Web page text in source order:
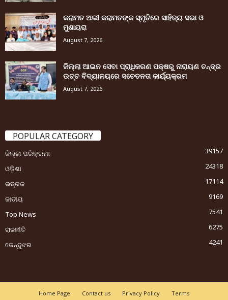
କରାମତ ଅଲୀ କରାମତଙ୍କ ସ୍ମୃତିରେ ସାହିତ୍ୟ ସଭା ଓ
ମୁଶାୟରା
August 7, 2026
ଜିଲ୍ଲା ଆଇନ ସେବା ପ୍ରାଧିକରଣ ପକ୍ଷରୁ ନାରାୟଣ ଚନ୍ଦ୍ର
ଉଚ୍ଚ ବିଦ୍ୟାଳୟରେ ସଚେତନତା କାର୍ଯ୍ୟକ୍ରମ
August 7, 2026
POPULAR CATEGORY
ଜିଲ୍ଲା ପରିକ୍ରମା
39157
ଓଡ଼ିଶା
24318
ଭଦ୍ରକ
17114
ଜାତୀୟ
9169
Top News
7541
ରାଜନୀତି
6275
କେନ୍ଦୁଝର
4241
Home Page Contact us Privacy Policy Terms